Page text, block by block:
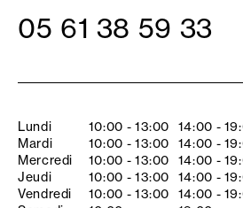
05 61 38 59 33
Lundi
Mardi
Mercredi
Jeudi
Vendredi
10:00 - 13:00
10:00 - 13:00
10:00 - 13:00
10:00 - 13:00
10:00 - 13:00
14:00 -
14:00 -
14:00 -
14:00 -
14:00 -